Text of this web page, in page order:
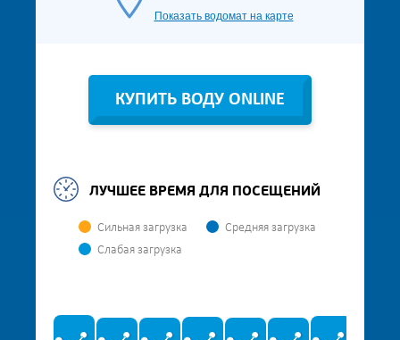
Показать водомат на карте
КУПИТЬ ВОДУ ONLINE
ЛУЧШЕЕ ВРЕМЯ ДЛЯ ПОСЕЩЕНИЙ
Сильная загрузка
Средняя загрузка
Слабая загрузка